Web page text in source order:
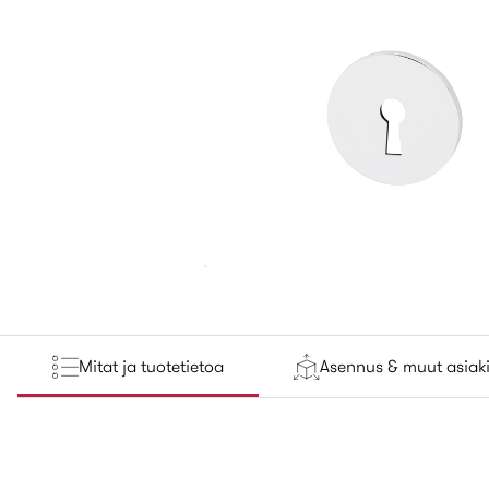
Mitat ja tuotetietoa Asennus & muut